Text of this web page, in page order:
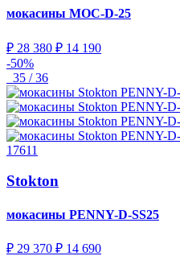
мокасины MOC-D-25
₽ 28 380 ₽ 14 190
-50%
35 / 36
17611
Stokton
мокасины PENNY-D-SS25
₽ 29 370 ₽ 14 690